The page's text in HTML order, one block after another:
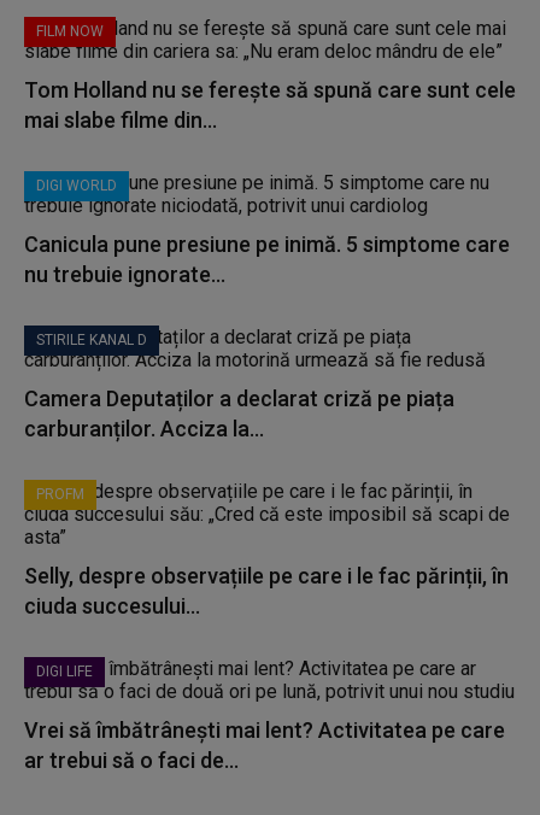
FILM NOW
Tom Holland nu se ferește să spună care sunt cele
mai slabe filme din...
DIGI WORLD
Canicula pune presiune pe inimă. 5 simptome care
nu trebuie ignorate...
STIRILE KANAL D
Camera Deputaților a declarat criză pe piața
carburanților. Acciza la...
PROFM
Selly, despre observațiile pe care i le fac părinții, în
ciuda succesului...
DIGI LIFE
Vrei să îmbătrânești mai lent? Activitatea pe care
ar trebui să o faci de...